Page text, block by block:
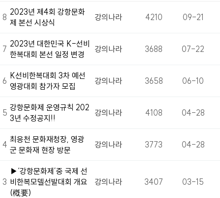
8
2023년 제4회 강항문화
제 본선 시상식
강의나라 4210 09-21
7
2023년 대한민국 K-선비
한복대회 본선 일정 변경
강의나라 3688 07-22
6
K선비한복대회 3차 예선
영광대회 참가자 모집
강의나라 3658 06-10
5
강항문화제 운영규칙 202
3년 수정공지!!
강의나라 4108 04-28
4
최응천 문화재청장, 영광
군 문화재 현장 방문
강의나라 3773 04-28
3
▶‘강항문화제’중 국제 선
비한복모델선발대회 개요
(槪要)
강의나라 3407 03-15